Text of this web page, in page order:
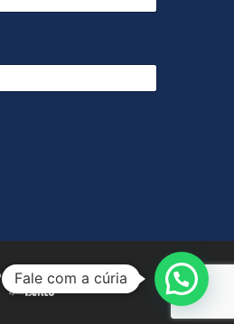
com carinho por
Fale com a cúria